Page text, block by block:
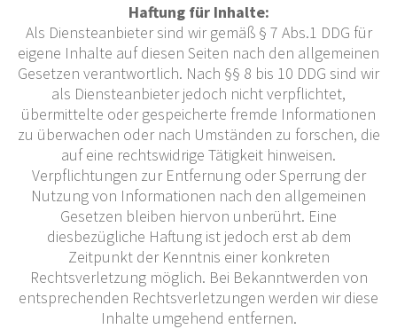
Haftung für Inhalte:
Als Diensteanbieter sind wir gemäß § 7 Abs.1 DDG für
eigene Inhalte auf diesen Seiten nach den allgemeinen
Gesetzen verantwortlich. Nach §§ 8 bis 10 DDG sind wir
als Diensteanbieter jedoch nicht verpflichtet,
übermittelte oder gespeicherte fremde Informationen
zu überwachen oder nach Umständen zu forschen, die
auf eine rechtswidrige Tätigkeit hinweisen.
Verpflichtungen zur Entfernung oder Sperrung der
Nutzung von Informationen nach den allgemeinen
Gesetzen bleiben hiervon unberührt. Eine
diesbezügliche Haftung ist jedoch erst ab dem
Zeitpunkt der Kenntnis einer konkreten
Rechtsverletzung möglich. Bei Bekanntwerden von
entsprechenden Rechtsverletzungen werden wir diese
Inhalte umgehend entfernen.